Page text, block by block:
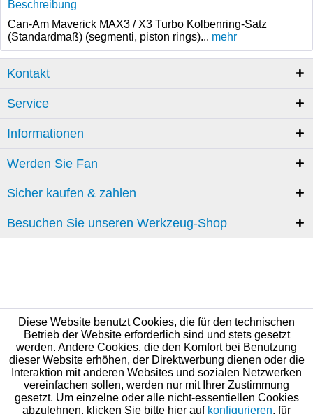
Beschreibung
Can-Am Maverick MAX3 / X3 Turbo Kolbenring-Satz
(Standardmaß) (segmenti, piston rings)... mehr
Kontakt
Service
Informationen
Werden Sie Fan
Sicher kaufen & zahlen
Besuchen Sie unseren Werkzeug-Shop
Diese Website benutzt Cookies, die für den technischen
Betrieb der Website erforderlich sind und stets gesetzt
werden. Andere Cookies, die den Komfort bei Benutzung
dieser Website erhöhen, der Direktwerbung dienen oder die
Interaktion mit anderen Websites und sozialen Netzwerken
vereinfachen sollen, werden nur mit Ihrer Zustimmung
gesetzt. Um einzelne oder alle nicht-essentiellen Cookies
abzulehnen, klicken Sie bitte hier auf konfigurieren, für